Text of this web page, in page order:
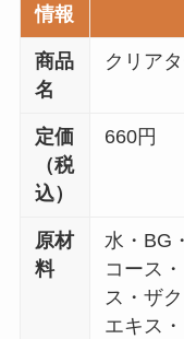
情報
商品
名
クリア
定価
（税
込）
660円
原材
料
水・BG
コース
ス・ザ
エキス